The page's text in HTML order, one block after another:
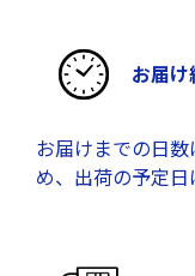
お届け
お届けまでの日
め、出荷の予定日